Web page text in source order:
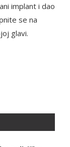
implant i dao
se na
glavi.